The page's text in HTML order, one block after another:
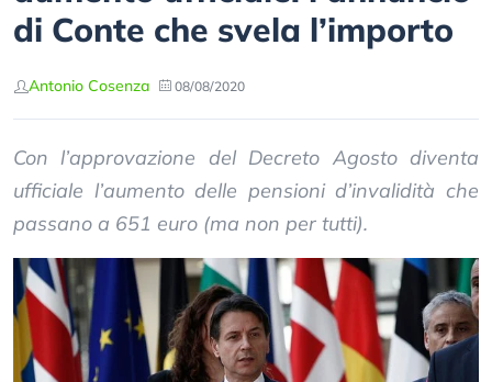
di Conte che svela l’importo
Antonio Cosenza 08/08/2020
Con l’approvazione del Decreto Agosto diventa
ufficiale l’aumento delle pensioni d’invalidità che
passano a 651 euro (ma non per tutti).